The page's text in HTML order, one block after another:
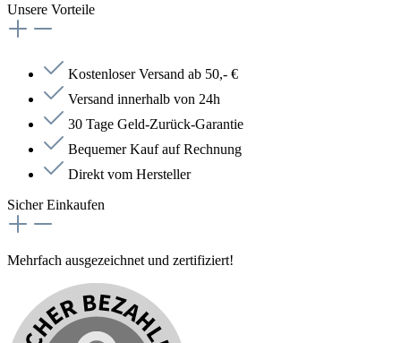
Unsere Vorteile
Kostenloser Versand ab 50,- €
Versand innerhalb von 24h
30 Tage Geld-Zurück-Garantie
Bequemer Kauf auf Rechnung
Direkt vom Hersteller
Sicher Einkaufen
Mehrfach ausgezeichnet und zertifiziert!